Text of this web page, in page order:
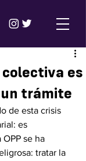
es
un trámite
de esta crisis
es
se ha
tratar la